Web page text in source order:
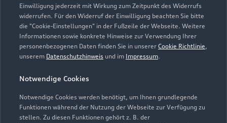
Einwilligung jederzeit mit Wirkung zum Zeitpunkt des Widerrufs
widerrufen. Für den Widerruf der Einwilligung beachten Sie bitte
die "Cookie-Einstellungen" in der Fußzeile der Webseite. Weitere
Informationen sowie konkrete Hinweise zur Verwendung Ihrer
personenbezogenen Daten finden Sie in unserer Cookie Richtlinie,
unserem Datenschutzhinweis und im Impressum.
Notwendige Cookies
Notwendige Cookies werden benötigt, um Ihnen grundlegende
Funktionen während der Nutzung der Webseite zur Verfügung zu
stellen. Zu diesen Funktionen gehört z. B. der
Teile- & Zubehörverkauf
Geschlossen,öffnet amMontag 07:30
Geschlossen,öffnet am